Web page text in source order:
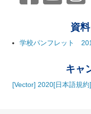
資
学校パンフレット
キャ
[Vector] 2020[日本語規